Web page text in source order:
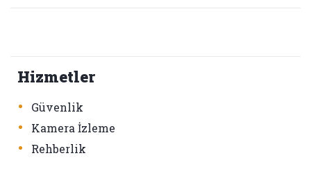
Hizmetler
• Güvenlik
• Kamera İzleme
• Rehberlik